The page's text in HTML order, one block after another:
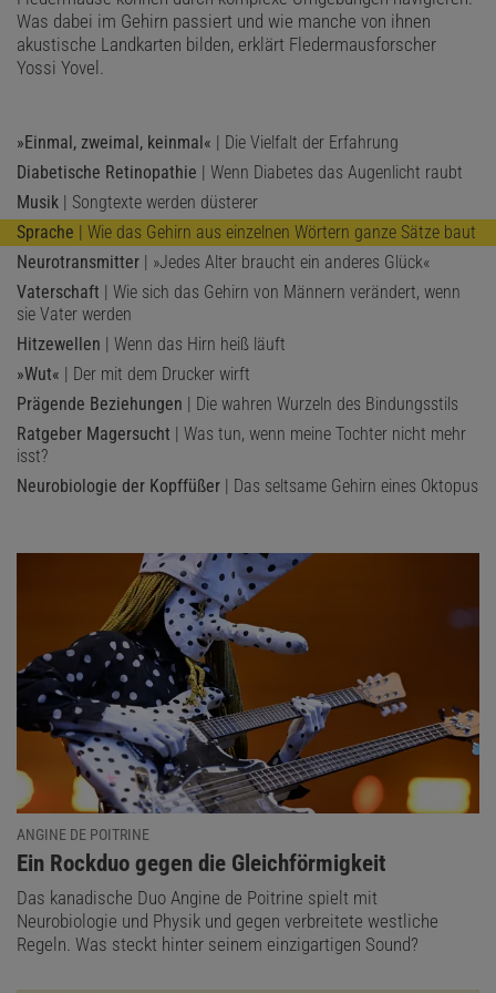
Was dabei im Gehirn passiert und wie manche von ihnen
akustische Landkarten bilden, erklärt Fledermausforscher
Yossi Yovel.
»Einmal, zweimal, keinmal« | Die Vielfalt der Erfahrung
Diabetische Retinopathie | Wenn Diabetes das Augenlicht raubt
Musik | Songtexte werden düsterer
Sprache | Wie das Gehirn aus einzelnen Wörtern ganze Sätze baut
Neurotransmitter | »Jedes Alter braucht ein anderes Glück«
Vaterschaft | Wie sich das Gehirn von Männern verändert, wenn
sie Vater werden
Hitzewellen | Wenn das Hirn heiß läuft
»Wut« | Der mit dem Drucker wirft
Prägende Beziehungen | Die wahren Wurzeln des Bindungsstils
Ratgeber Magersucht | Was tun, wenn meine Tochter nicht mehr
isst?
Neurobiologie der Kopffüßer | Das seltsame Gehirn eines Oktopus
ANGINE DE POITRINE
:
Ein Rockduo gegen die Gleichförmigkeit
Das kanadische Duo Angine de Poitrine spielt mit
Neurobiologie und Physik und gegen verbreitete westliche
Regeln. Was steckt hinter seinem einzigartigen Sound?